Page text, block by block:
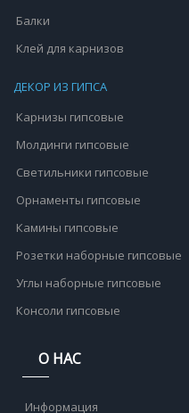
Балки
Клей для карнизов
ДЕКОР ИЗ ГИПСА
Карнизы гипсовые
Молдинги гипсовые
Светильники гипсовые
Орнаменты гипсовые
Камины гипсовые
Розетки наборные гипсовые
Углы наборные гипсовые
Консоли гипсовые
О НАС
Информация